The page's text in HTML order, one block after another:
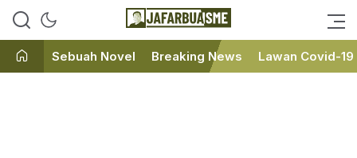
JafarBua
Ini bukan Media Online, Ini
Sebuah Novel Breaking News Lawan Covid-19